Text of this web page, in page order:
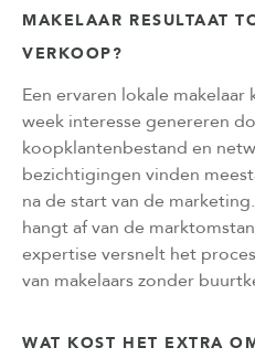
MAKELAAR RESULTAAT
VERKOOP?
Een ervaren lokale makelaar
week interesse genereren
koopklantenbestand en
bezichtigingen vinden
na de start van de
hangt af van de
expertise versnelt het
van makelaars zonder
WAT KOST HET EXTRA